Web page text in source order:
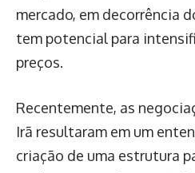
mercado, em decorrência
tem potencial para
preços.
Recentemente, as
Irã resultaram em um
criação de uma estrutura